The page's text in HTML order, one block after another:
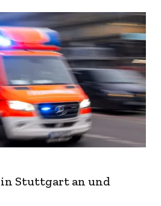
Stuttgart an und